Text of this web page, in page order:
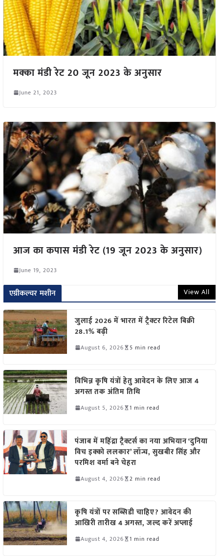
मक्का मंडी रेट 20 जून 2023 के अनुसार
June 21, 2023
आज का कपास मंडी रेट (19 जून 2023 के अनुसार)
June 19, 2023
एग्रीकल्चर मशीन View All
जुलाई 2026 में भारत में ट्रैक्टर रिटेल बिक्री
28.1% बढ़ी
August 6, 2026 5 min read
विभिन्न कृषि यंत्रों हेतु आवेदन के लिए आज 4
अगस्त तक अंतिम तिथि
August 5, 2026 1 min read
पंजाब में महिंद्रा ट्रैक्टर्स का नया अभियान ‘दुनिया
विच इक्को ललकार’ लॉन्च, सुखबीर सिंह और
परमिश वर्मा बने चेहरा
August 4, 2026 2 min read
कृषि यंत्रों पर सब्सिडी चाहिए? आवेदन की
आखिरी तारीख 4 अगस्त, जल्द करें अप्लाई
August 4, 2026 1 min read